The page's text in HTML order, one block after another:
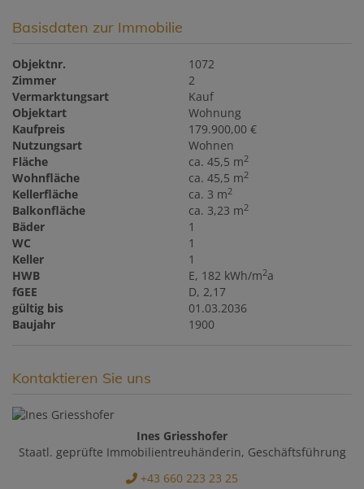
Basisdaten zur Immobilie
Objektnr.
1072
Zimmer
2
Vermarktungsart
Kauf
Objektart
Wohnung
Kaufpreis
179.900,00 €
Nutzungsart
Wohnen
Fläche
ca. 45,5 m2
Wohnfläche ca. 45,5 m2
Kellerfläche ca. 3 m2
Balkonfläche ca. 3,23 m2
Bäder
1
WC
1
Keller
1
HWB
E, 182 kWh/m2a
fGEE
D, 2,17
gültig bis
01.03.2036
Baujahr
1900
Kontaktieren Sie uns
Ines Griesshofer
Staatl. geprüfte Immobilientreuhänderin, Geschäftsführung
+43 660 223 23 25